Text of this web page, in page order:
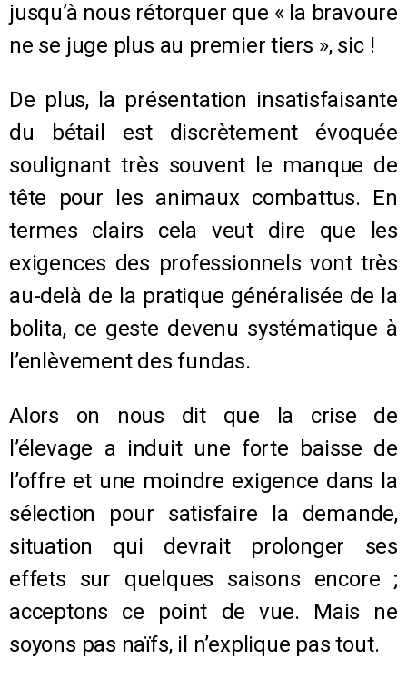
jusqu’à nous rétorquer que « la bravoure
ne se juge plus au premier tiers », sic !
De plus, la présentation insatisfaisante
du bétail est discrètement évoquée
soulignant très souvent le manque de
tête pour les animaux combattus. En
termes clairs cela veut dire que les
exigences des professionnels vont très
au-delà de la pratique généralisée de la
bolita, ce geste devenu systématique à
l’enlèvement des fundas.
Alors on nous dit que la crise de
l’élevage a induit une forte baisse de
l’offre et une moindre exigence dans la
sélection pour satisfaire la demande,
situation qui devrait prolonger ses
effets sur quelques saisons encore ;
acceptons ce point de vue. Mais ne
soyons pas naïfs, il n’explique pas tout.